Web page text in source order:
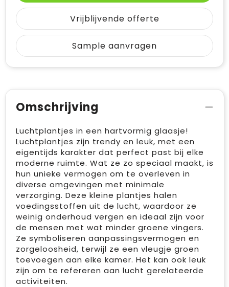
Vrijblijvende offerte
Sample aanvragen
Omschrijving
Luchtplantjes in een hartvormig glaasje!
Luchtplantjes zijn trendy en leuk, met een
eigentijds karakter dat perfect past bij elke
moderne ruimte. Wat ze zo speciaal maakt, is
hun unieke vermogen om te overleven in
diverse omgevingen met minimale
verzorging. Deze kleine plantjes halen
voedingsstoffen uit de lucht, waardoor ze
weinig onderhoud vergen en ideaal zijn voor
de mensen met wat minder groene vingers.
Ze symboliseren aanpassingsvermogen en
zorgeloosheid, terwijl ze een vleugje groen
toevoegen aan elke kamer. Het kan ook leuk
zijn om te refereren aan lucht gerelateerde
activiteiten.